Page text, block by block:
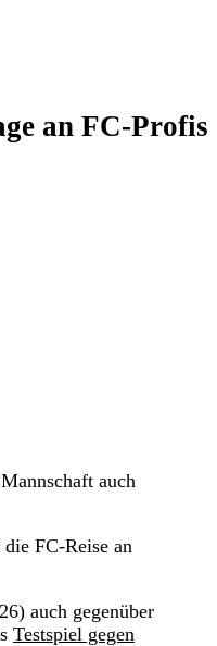
an FC-Profis
auch
FC-Reise an
auch gegenüber
Testspiel gegen